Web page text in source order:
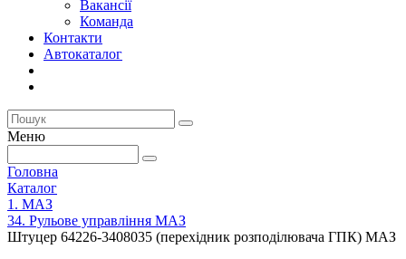
Вакансії
Команда
Контакти
Автокаталог
Меню
Головна
Каталог
1. МАЗ
34. Рульове управління МАЗ
Штуцер 64226-3408035 (перехідник розподілювача ГПК) МАЗ